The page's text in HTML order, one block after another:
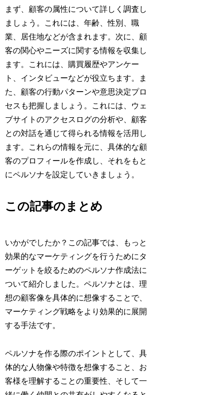
まず、顧客の属性について詳しく調査し
ましょう。これには、年齢、性別、職
業、居住地などが含まれます。次に、顧
客の関心やニーズに関する情報を収集し
ます。これには、購買履歴やアンケー
ト、インタビューなどが役立ちます。ま
た、顧客の行動パターンや意思決定プロ
セスも把握しましょう。これには、ウェ
ブサイトのアクセスログの分析や、顧客
との対話を通じて得られる情報を活用し
ます。これらの情報を元に、具体的な顧
客のプロフィールを作成し、それをもと
にペルソナを設定していきましょう。
この記事のまとめ
いかがでしたか？この記事では、もっと
効果的なマーケティングを行うためにタ
ーゲットを絞るためのペルソナ作成法に
ついて紹介しました。ペルソナとは、理
想の顧客像を具体的に想像することで、
マーケティング戦略をより効果的に展開
する手法です。
ペルソナを作る際のポイントとして、具
体的な人物像や特徴を想像すること、お
客様を理解することの重要性、そして一